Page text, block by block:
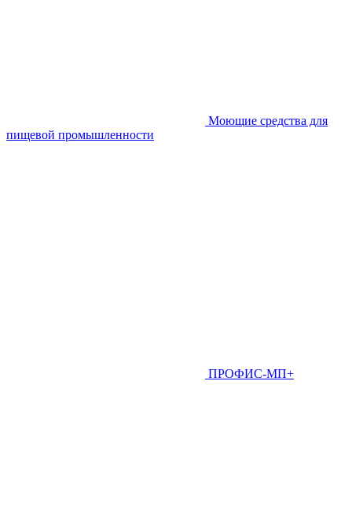
Моющие средства для
пищевой промышленности
ПРОФИС-МП+